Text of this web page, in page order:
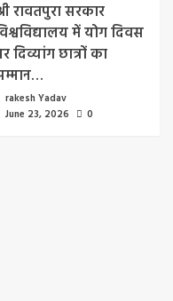
रावतपुरा सरकार
में योग दिवस
दिव्यांग छात्रों का
rakesh Yadav
June 23, 2026
0